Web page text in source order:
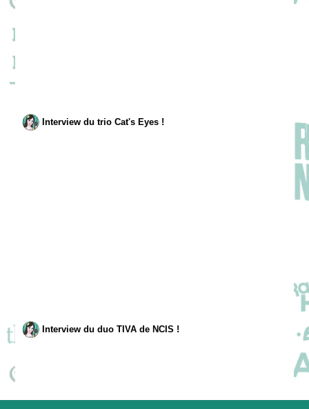
Interview du trio Cat's Eyes !
Interview du duo TIVA de NCIS !